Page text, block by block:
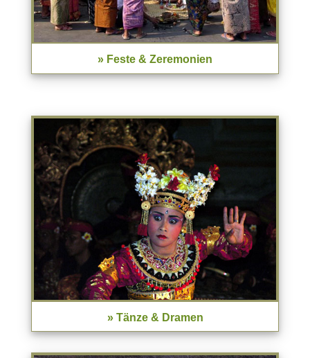
» Feste & Zeremonien
» Tänze & Dramen